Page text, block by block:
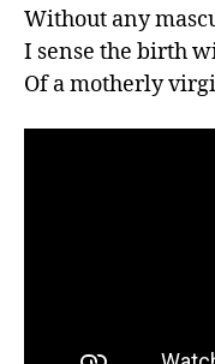
Without any
I sense the birth
Of a motherly